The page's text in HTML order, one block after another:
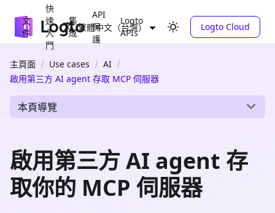
文
件
快
速
入
門
集
成
API
保
護
Logto
APIs
繁體中文（台灣） Logto Cloud
主頁面 Use cases
AI
啟用第三方 AI agent 存取 MCP 伺服器
本頁導覽
啟用第三方 AI agent 存
取你的 MCP 伺服器